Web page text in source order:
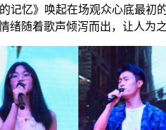
忆》唤起在场观众心底最
随着歌声倾泻而出，让人为